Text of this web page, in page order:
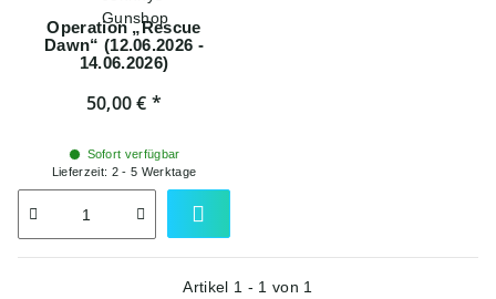
Operation „Rescue
Dawn“ (12.06.2026 -
14.06.2026)
50,00 €*
Sofort verfügbar
Lieferzeit: 2 - 5 Werktage
Artikel 1 - 1 von 1